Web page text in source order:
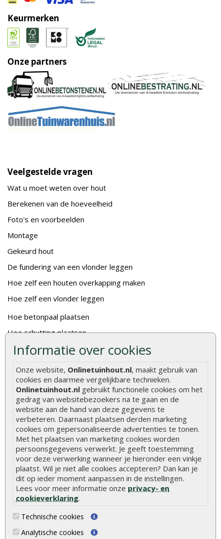
Informatie over cookies
Onze website, Onlinetuinhout.nl, maakt gebruik van
cookies en daarmee vergelijkbare technieken.
Onlinetuinhout.nl gebruikt functionele cookies om het
gedrag van websitebezoekers na te gaan en de
website aan de hand van deze gegevens te
verbeteren. Daarnaast plaatsen derden marketing
cookies om gepersonaliseerde advertenties te tonen.
Met het plaatsen van marketing cookies worden
persoonsgegevens verwerkt. Je geeft toestemming
voor deze verwerking wanneer je hieronder een vinkje
plaatst. Wil je niet alle cookies accepteren? Dan kan je
dit op ieder moment aanpassen in de instellingen.
Lees voor meer informatie onze privacy- en
cookieverklaring.
Technische cookies
Analytische cookies
Keurmerken
Onze partners
Veelgestelde vragen
Wat u moet weten over hout
Berekenen van de hoeveelheid
Foto's en voorbeelden
Montage
Gekeurd hout
De fundering van een vlonder leggen
Hoe zelf een houten overkapping maken
Hoe zelf een vlonder leggen
Hoe betonpaal plaatsen
Hoe schutting plaatsen
De 9 beste tuinschermen van Onlinetuinhout.nl
Duurzame tuin
Welke palen voor een schapenhek
Alle populaire categorieën
Tuinhout
Schutting
Vlonderplanken
Tuinpalen
Tuinhekken
Tuinhuizen
Blokhutten
Tuindeuren
Tuinschermen
Schuttingplanken
Steigerplanken
Rabatdelen
Aanbiedingen